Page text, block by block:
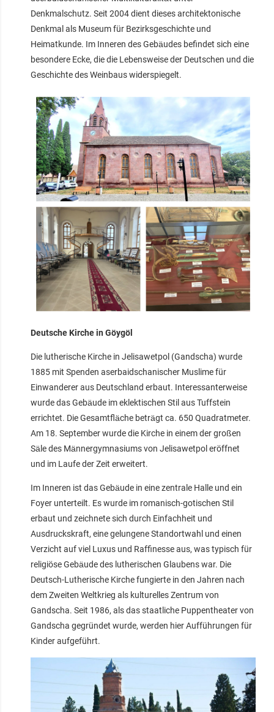
Denkmalschutz. Seit 2004 dient dieses architektonische
Denkmal als Museum für Bezirksgeschichte und
Heimatkunde. Im Inneren des Gebäudes befindet sich eine
besondere Ecke, die die Lebensweise der Deutschen und die
Geschichte des Weinbaus widerspiegelt.
Deutsche Kirche in Göygöl
Die lutherische Kirche in Jelisawetpol (Gandscha) wurde
1885 mit Spenden aserbaidschanischer Muslime für
Einwanderer aus Deutschland erbaut. Interessanterweise
wurde das Gebäude im eklektischen Stil aus Tuffstein
errichtet. Die Gesamtfläche beträgt ca. 650 Quadratmeter.
Am 18. September wurde die Kirche in einem der großen
Säle des Männergymnasiums von Jelisawetpol eröffnet
und im Laufe der Zeit erweitert.
Im Inneren ist das Gebäude in eine zentrale Halle und ein
Foyer unterteilt. Es wurde im romanisch-gotischen Stil
erbaut und zeichnete sich durch Einfachheit und
Ausdruckskraft, eine gelungene Standortwahl und einen
Verzicht auf viel Luxus und Raffinesse aus, was typisch für
religiöse Gebäude des lutherischen Glaubens war. Die
Deutsch-Lutherische Kirche fungierte in den Jahren nach
dem Zweiten Weltkrieg als kulturelles Zentrum von
Gandscha. Seit 1986, als das staatliche Puppentheater von
Gandscha gegründet wurde, werden hier Aufführungen für
Kinder aufgeführt.